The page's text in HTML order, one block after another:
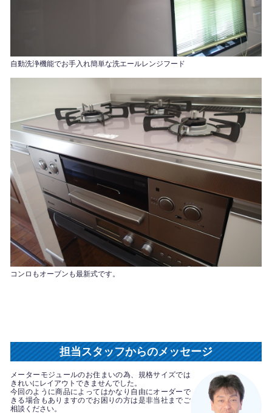
自動洗浄機能でお手入れ簡単な洗エールレンジフード
コンロもオーブンも最新式です。
担当スタッフからのメッセージ
メーターモジュールのお住まいの為、規格サイズでは
きれいにレイアウトできませんでした。
今回のように商品によってはかなり自由にオーダーで
きる場合もありますのでお困りの方は是非当社までご
相談ください。